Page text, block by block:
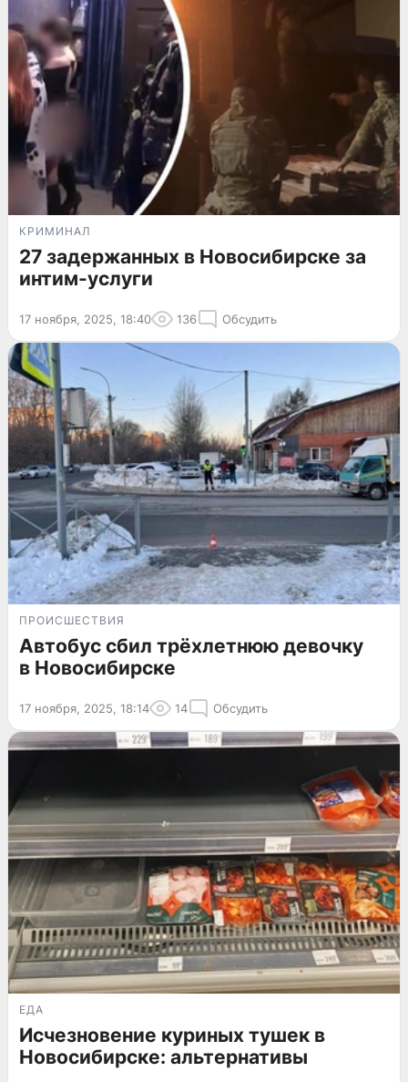
КРИМИНАЛ
27 задержанных в Новосибирске за
интим-услуги
17 ноября, 2025, 18:40 136 Обсудить
ПРОИСШЕСТВИЯ
Автобус сбил трёхлетнюю девочку
в Новосибирске
17 ноября, 2025, 18:14 14 Обсудить
ЕДА
Исчезновение куриных тушек в
Новосибирске: альтернативы